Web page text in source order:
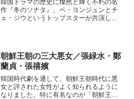
韓国ドラマの歴史に燦然と輝く不朽の名
作『冬のソナタ』。ペ・ヨンジュンとチ
ェ・ジウというトップスターが共演した
が今回、鮮やかな手腕に...
朝鮮王朝の三大悪女／張緑水・鄭
蘭貞・張禧嬪
韓国時代劇を通して、朝鮮王朝時代に悪
女と評された女性がよく知られるように
なりました。特に有名なのが「朝鮮王朝